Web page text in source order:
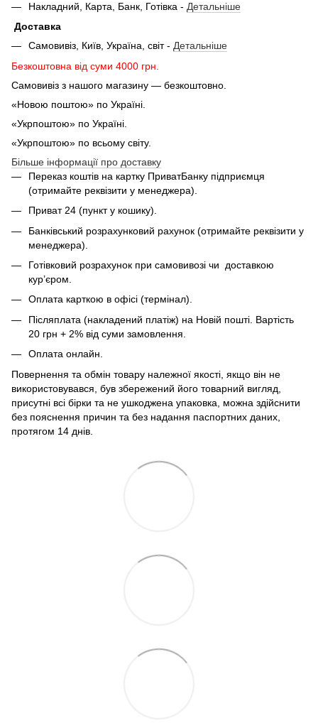
Накладний, Карта, Банк, Готівка - Детальніше
Доставка
Самовивіз, Київ, Україна, світ - Детальніше
Безкоштовна від суми 4000 грн.
Самовивіз з нашого магазину — безкоштовно.
«Новою поштою» по Україні.
«Укрпоштою» по Україні.
«Укрпоштою» по всьому світу.
Більше інформації про доставку
Переказ коштів на картку ПриватБанку підприємця
(отримайте реквізити у менеджера).
Приват 24 (пункт у кошику).
Банківський розрахунковий рахунок (отримайте реквізити у
менеджера).
Готівковий розрахунок при самовивозі чи доставкою
кур’єром.
Оплата карткою в офісі (термінал).
Післяплата (накладений платіж) на Новій пошті. Вартість
20 грн + 2% від суми замовлення.
Оплата онлайн.
Повернення та обмін товару належної якості, якщо він не
використовувався, був збережений його товарний вигляд,
присутні всі бірки та не ушкоджена упаковка, можна здійснити
без пояснення причин та без надання паспортних даних,
протягом 14 днів.